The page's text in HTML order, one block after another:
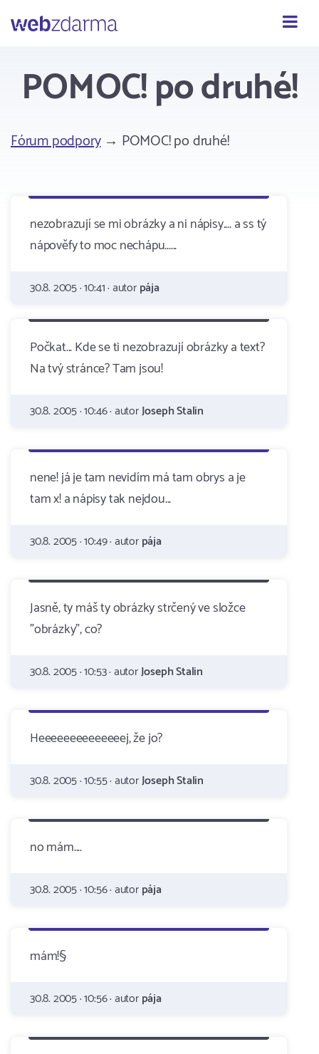
Webzdarma
POMOC! po druhé!
Fórum podpory→ POMOC! po druhé!
nezobrazují se mi obrázky a ni nápisy.... a ss tý
nápověfy to moc nechápu......
30.8. 2005 · 10:41 · autorpája
Počkat... Kde se ti nezobrazují obrázky a text?
Na tvý stránce? Tam jsou!
30.8. 2005 · 10:46 · autorJoseph Stalin
nene! já je tam nevidím má tam obrys a je
tam x! a nápisy tak nejdou...
30.8. 2005 · 10:49 · autorpája
Jasně, ty máš ty obrázky strčený ve složce
"obrázky", co?
30.8. 2005 · 10:53 · autorJoseph Stalin
Heeeeeeeeeeeeeej, že jo?
30.8. 2005 · 10:55 · autorJoseph Stalin
no mám....
30.8. 2005 · 10:56 · autorpája
mám!§
30.8. 2005 · 10:56 · autorpája